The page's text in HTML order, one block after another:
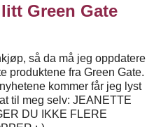
Green Gate
så da må jeg oppdatere
produktene fra Green Gate.
kommer får jeg lyst
til meg selv: JEANETTE
DU IKKE FLERE